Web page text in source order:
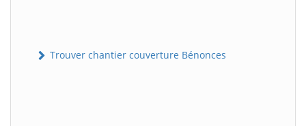
Trouver chantier couverture Bénonces